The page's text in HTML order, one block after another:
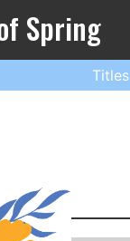
Spring
Titles